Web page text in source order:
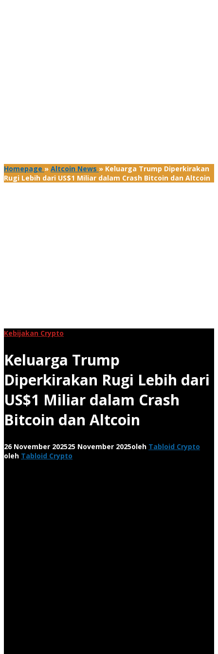
Homepage » Altcoin News » Keluarga Trump Diperkirakan
Rugi Lebih dari US$1 Miliar dalam Crash Bitcoin dan Altcoin
Kebijakan Crypto
Keluarga Trump
Diperkirakan Rugi Lebih dari
US$1 Miliar dalam Crash
Bitcoin dan Altcoin
26 November 202525 November 2025oleh Tabloid Crypto
oleh Tabloid Crypto